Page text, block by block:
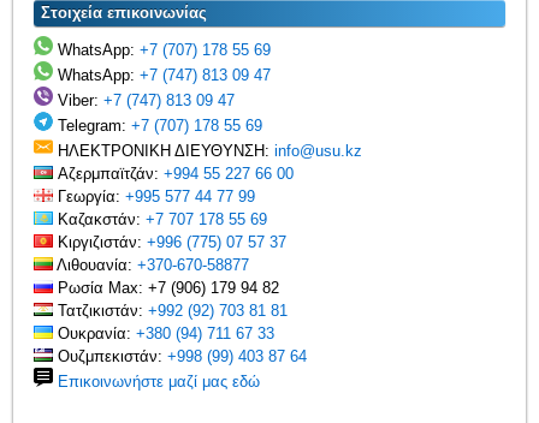
Στοιχεία επικοινωνίας
WhatsApp:+7 (707) 178 55 69
WhatsApp:+7 (747) 813 09 47
Viber:+7 (747) 813 09 47
Telegram:+7 (707) 178 55 69
ΗΛΕΚΤΡΟΝΙΚΗ ΔΙΕΥΘΥΝΣΗ:info@usu.kz
Αζερμπαϊτζάν:+994 55 227 66 00
Γεωργία:+995 577 44 77 99
Καζακστάν:+7 707 178 55 69
Κιργιζιστάν:+996 (775) 07 57 37
Λιθουανία:+370-670-58877
Ρωσία Max: +7 (906) 179 94 82
Τατζικιστάν:+992 (92) 703 81 81
Ουκρανία:+380 (94) 711 67 33
Ουζμπεκιστάν:+998 (99) 403 87 64
Επικοινωνήστε μαζί μας εδώ